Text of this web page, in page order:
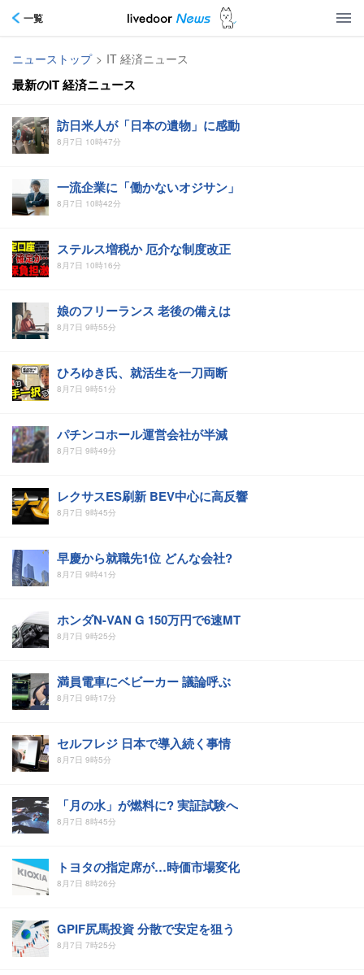
一覧
ニューストップ > IT 経済ニュース
最新のIT 経済ニュース
訪日米人が「日本の遺物」に感動
8月7日 10時47分
一流企業に「働かないオジサン」
8月7日 10時42分
ステルス増税か 厄介な制度改正
8月7日 10時16分
娘のフリーランス 老後の備えは
8月7日 9時55分
ひろゆき氏、就活生を一刀両断
8月7日 9時51分
パチンコホール運営会社が半減
8月7日 9時49分
レクサスES刷新 BEV中心に高反響
8月7日 9時45分
早慶から就職先1位 どんな会社?
8月7日 9時41分
ホンダN-VAN G 150万円で6速MT
8月7日 9時25分
満員電車にベビーカー 議論呼ぶ
8月7日 9時17分
セルフレジ 日本で導入続く事情
8月7日 9時5分
「月の水」が燃料に? 実証試験へ
8月7日 8時45分
トヨタの指定席が…時価市場変化
8月7日 8時26分
GPIF尻馬投資 分散で安定を狙う
8月7日 7時25分